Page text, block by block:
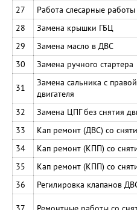
27
Работа слесарные работы
28
Замена крышки ГБЦ
29
Замена масло в ДВС
30
Замена ручного стартера
31
Замена сальника с
двигателя
32
Замена ЦПГ без снятия
33
Кап ремонт (ДВС) со
34
Кап ремонт (КПП) со
35
Кап ремонт (КПП) со
36
Регилировка клапанов